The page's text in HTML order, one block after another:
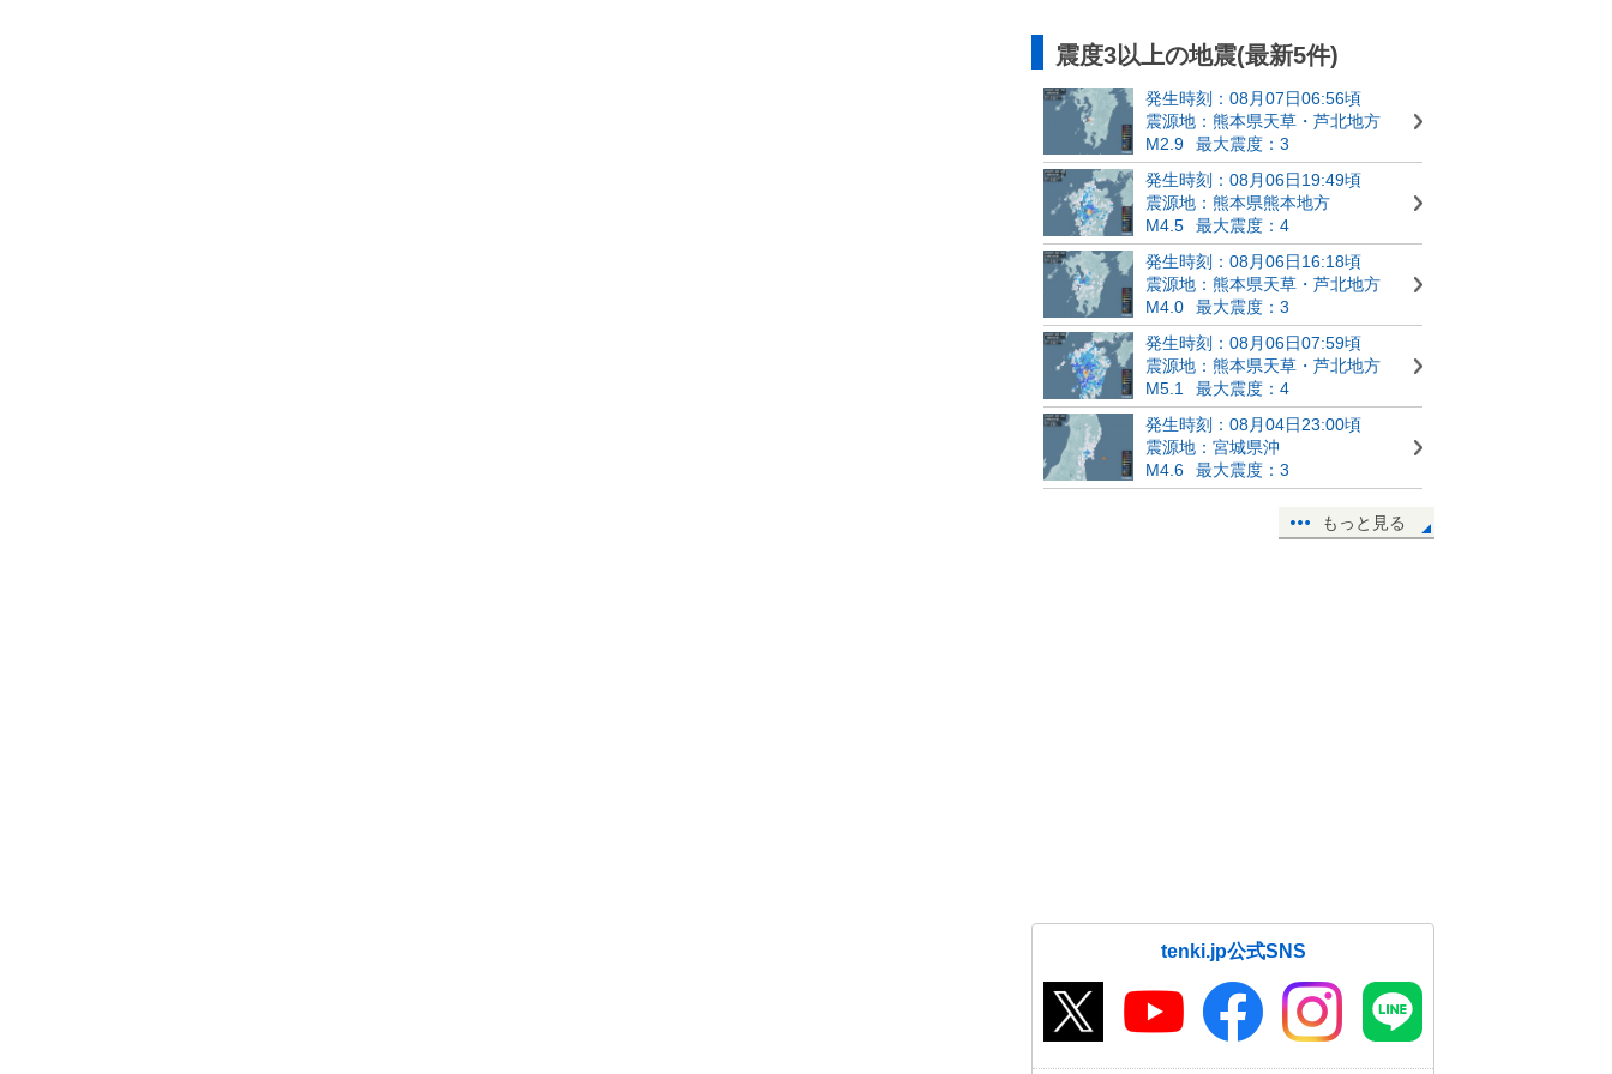
震度3以上の地震(最新5件)
発生時刻：08月07日06:56頃
震源地：熊本県天草・芦北地方
M2.9
最大震度：3
発生時刻：08月06日19:49頃
震源地：熊本県熊本地方
M4.5
最大震度：4
発生時刻：08月06日16:18頃
震源地：熊本県天草・芦北地方
M4.0
最大震度：3
発生時刻：08月06日07:59頃
震源地：熊本県天草・芦北地方
M5.1
最大震度：4
発生時刻：08月04日23:00頃
震源地：宮城県沖
M4.6
最大震度：3
もっと見る
tenki.jp公式SNS